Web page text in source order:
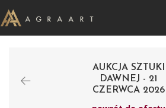
AUKCJA SZTUKI
DAWNEJ - 21
CZERWCA 2026